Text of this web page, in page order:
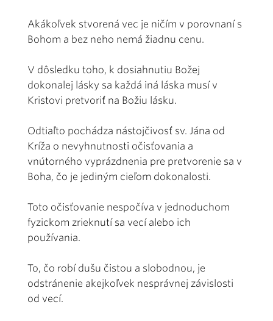
Akákoľvek stvorená vec je ničím v porovnaní s
Bohom a bez neho nemá žiadnu cenu.
V dôsledku toho, k dosiahnutiu Božej
dokonalej lásky sa každá iná láska musí v
Kristovi pretvoriť na Božiu lásku.
Odtiaľto pochádza nástojčivosť sv. Jána od
Kríža o nevyhnutnosti očisťovania a
vnútorného vyprázdnenia pre pretvorenie sa v
Boha, čo je jediným cieľom dokonalosti.
Toto očisťovanie nespočíva v jednoduchom
fyzickom zrieknutí sa vecí alebo ich
používania.
To, čo robí dušu čistou a slobodnou, je
odstránenie akejkoľvek nesprávnej závislosti
od vecí.